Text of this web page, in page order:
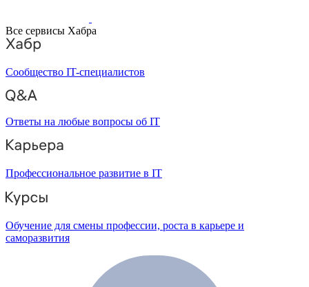
Все сервисы Хабра
Сообщество IT-специалистов
Ответы на любые вопросы об IT
Профессиональное развитие в IT
Обучение для смены профессии, роста в карьере и
саморазвития